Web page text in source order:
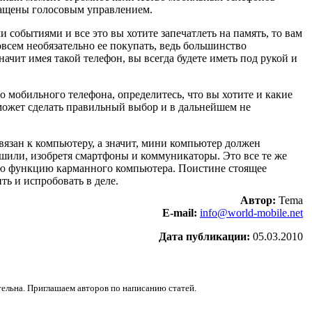
голосовым управлением.
и все это вы хотите запечатлеть на память, то вам
необязательно ее покупать, ведь большинство
имея такой телефон, вы всегда будете иметь под рукой и
телефона, определитесь, что вы хотите и какие
сделать правильный выбор и в дальнейшем не
к компьютеру, а значит, мини компьютер должен
изобретя смартфоны и коммуникаторы. Это все те же
карманного компьютера. Поистине стоящее
и испробовать в деле.
Автор: Tema
E-mail: info@world-mobile.net
Дата публикации: 05.03.2010
Приглашаем авторов по написанию статей.